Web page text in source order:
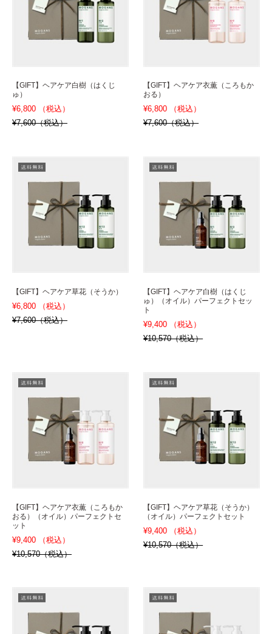
【GIFT】ヘアケア白樹（はくじ
ゅ）
¥6,800 （税込）
¥7,600（税込）
【GIFT】ヘアケア衣薫（ころもか
おる）
¥6,800 （税込）
¥7,600（税込）
【GIFT】ヘアケア草花（そうか）
¥6,800 （税込）
¥7,600（税込）
【GIFT】ヘアケア白樹（はくじ
ゅ）（オイル）パーフェクトセッ
ト
¥9,400 （税込）
¥10,570（税込）
【GIFT】ヘアケア衣薫（ころもか
おる）（オイル）パーフェクトセ
ット
¥9,400 （税込）
¥10,570（税込）
【GIFT】ヘアケア草花（そうか）
（オイル）パーフェクトセット
¥9,400 （税込）
¥10,570（税込）